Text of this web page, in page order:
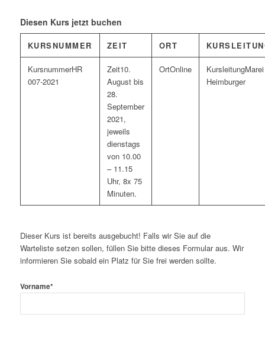
Diesen Kurs jetzt buchen
KURSNUMMER ZEIT ORT
HR
007-2021
10.
August bis
28.
September
2021,
jeweils
dienstags
von 10.00
– 11.15
Uhr, 8x 75
Minuten.
Online
Marei
Heimburger
Dieser Kurs ist bereits ausgebucht! Falls wir Sie auf die
Warteliste setzen sollen, füllen Sie bitte dieses Formular aus. Wir
informieren Sie sobald ein Platz für Sie frei werden sollte.
Vorname*